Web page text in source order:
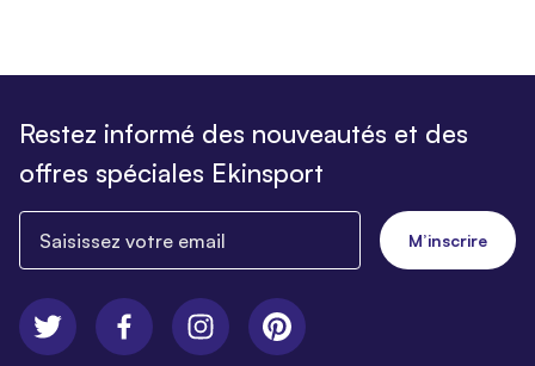
Restez informé des nouveautés et des
offres spéciales Ekinsport
M’inscrire